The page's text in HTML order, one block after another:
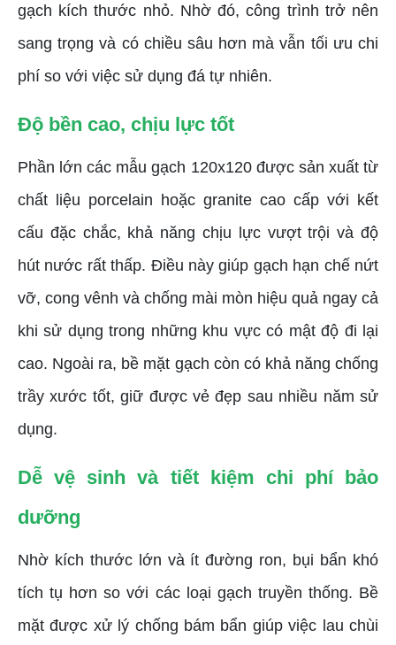
gạch kích thước nhỏ. Nhờ đó, công trình trở nên
sang trọng và có chiều sâu hơn mà vẫn tối ưu chi
phí so với việc sử dụng đá tự nhiên.
Độ bền cao, chịu lực tốt
Phần lớn các mẫu gạch 120x120 được sản xuất từ
chất liệu porcelain hoặc granite cao cấp với kết
cấu đặc chắc, khả năng chịu lực vượt trội và độ
hút nước rất thấp. Điều này giúp gạch hạn chế nứt
vỡ, cong vênh và chống mài mòn hiệu quả ngay cả
khi sử dụng trong những khu vực có mật độ đi lại
cao. Ngoài ra, bề mặt gạch còn có khả năng chống
trầy xước tốt, giữ được vẻ đẹp sau nhiều năm sử
dụng.
Dễ vệ sinh và tiết kiệm chi phí bảo
dưỡng
Nhờ kích thước lớn và ít đường ron, bụi bẩn khó
tích tụ hơn so với các loại gạch truyền thống. Bề
mặt được xử lý chống bám bẩn giúp việc lau chùi